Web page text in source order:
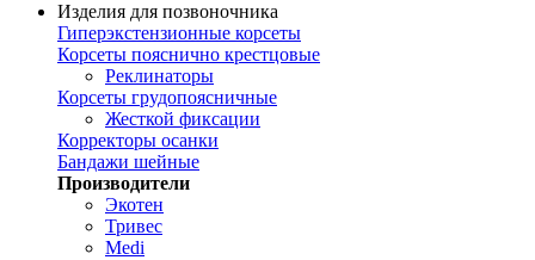
Изделия для позвоночника
Гиперэкстензионные корсеты
Корсеты пояснично крестцовые
Реклинаторы
Корсеты грудопоясничные
Жесткой фиксации
Корректоры осанки
Бандажи шейные
Производители
Экотен
Тривес
Medi